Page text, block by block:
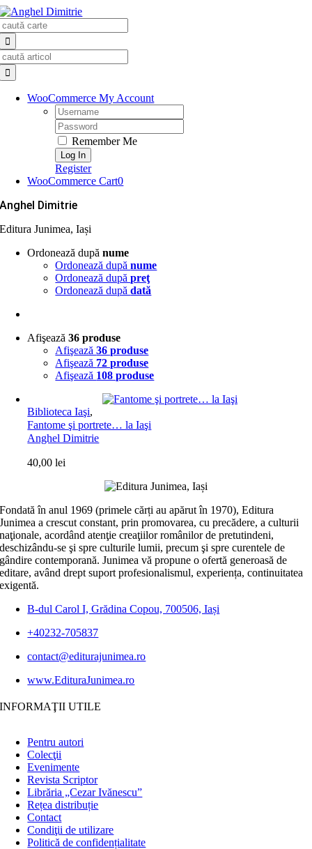
Skip
to
content
WooCommerce My Account
Username:
Password:
Remember Me
Register
WooCommerce Cart0
Anghel Dimitrie
Editura Junimea, Iași
Ordonează dupănume
Ordonează dupănume
Ordonează dupăpreţ
Ordonează dupădată
Afişează36 produse
Afişează36 produse
Afişează 72 produse
Afişează 108 produse
Biblioteca Iaşi,
Fantome şi portrete… la Iaşi
Anghel Dimitrie
40,00lei
Fondată în anul 1969 (primele cărți au apărut în 1970), Editura
Junimea a crescut constant, prin promovarea, cu precădere, a culturii
naţionale, acordând atenţie creaţiilor românilor de pretutindeni,
deschizându-se şi spre culturile lumii, precum şi spre curentele de
gândire contemporană. Junimea vă propune o ofertă generoasă de
editare, având drept suport profesionalismul, experiența, continuitatea
exigentă.
B-dul Carol I, Grădina Copou, 700506, Iași
+40232-705837
contact@editurajunimea.ro
www.EdituraJunimea.ro
INFORMAŢII UTILE
Pentru autori
Colecţii
Evenimente
Revista Scriptor
Librăria „Cezar Ivănescu”
Rețea distribuție
Contact
Condiţii de utilizare
Politică de confidențialitate